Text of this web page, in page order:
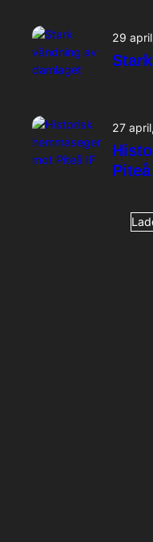
29
27